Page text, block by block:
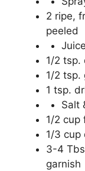
2 ripe,
peeled
1/2 tsp.
1/2 tsp.
1 tsp.
Salt
1/2 cup
1/3 cup
3-4
garnish